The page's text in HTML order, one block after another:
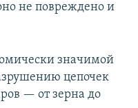
не повреждено и
значимой
цепочек
— от зерна до